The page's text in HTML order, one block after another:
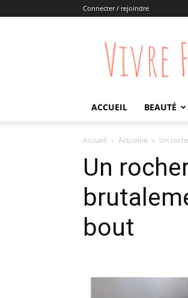
Connecter / rejoindre
ACCUEIL BEAUTÉ
Accueil Actualité Un
Un
bout